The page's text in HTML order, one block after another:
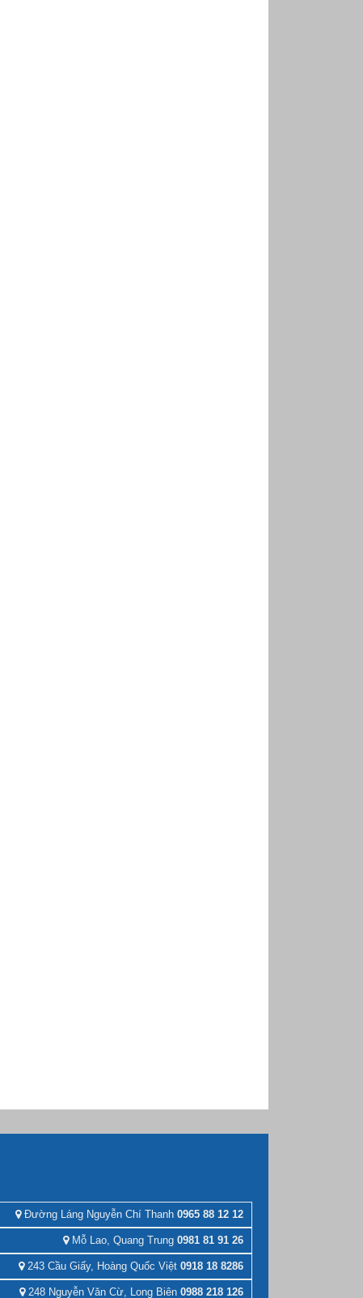
Đường Láng Nguyễn Chí Thanh0965 88 12 12
Mỗ Lao, Quang Trung0981 81 91 26
243 Cầu Giấy, Hoàng Quốc Việt0918 18 8286
248 Nguyễn Văn Cừ, Long Biên0988 218 126